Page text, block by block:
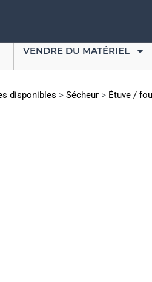
VENDRE DU MATÉRIEL
disponibles > Sécheur > Étuve /